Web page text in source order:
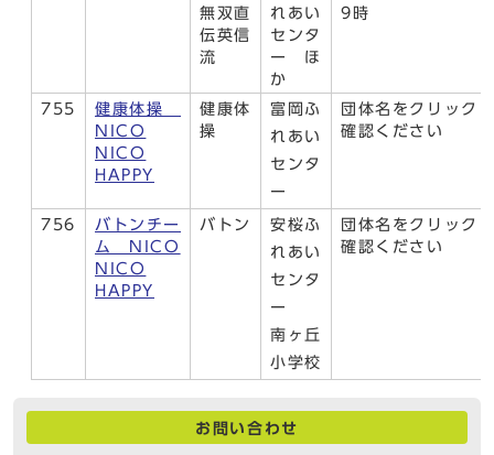
無双直
伝英信
流
れあい
センタ
ー ほ
か
9時
755
健康体操
NICO
NICO
HAPPY
健康体
操
富岡ふ
れあい
センタ
ー
団体名をクリック
確認ください
756
バトンチー
ム NICO
NICO
HAPPY
バトン
安桜ふ
れあい
センタ
ー
南ヶ丘
小学校
団体名をクリック
確認ください
お問い合わせ